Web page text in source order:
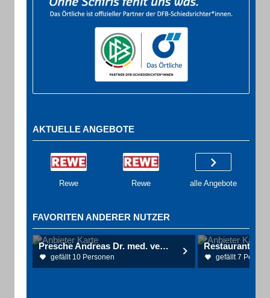
AKTUELLE ANGEBOTE
Rewe Rewe alle Angebote
FAVORITEN ANDERER NUTZER
Presche Andreas Dr. med. vet. Tierarzt
gefällt 10 Personen
Restaurant Zur
gefällt 7